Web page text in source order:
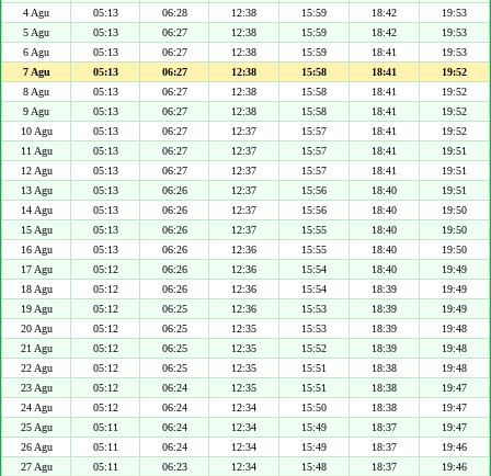
4 Agu
05:13 06:28 12:38 15:59 18:42
19:53
5 Agu
05:13 06:27 12:38 15:59 18:42
19:53
6 Agu
05:13 06:27 12:38 15:59 18:41
19:53
7 Agu
05:13 06:27 12:38 15:58 18:41
19:52
8 Agu
05:13 06:27 12:38 15:58 18:41
19:52
9 Agu
05:13 06:27 12:38 15:58 18:41
19:52
10 Agu
05:13 06:27 12:37 15:57 18:41
19:52
11 Agu
05:13 06:27 12:37 15:57 18:41
19:51
12 Agu
05:13 06:27 12:37 15:57 18:41
19:51
13 Agu
05:13 06:26 12:37 15:56 18:40
19:51
14 Agu
05:13 06:26 12:37 15:56 18:40
19:50
15 Agu
05:13 06:26 12:37 15:55 18:40
19:50
16 Agu
05:13 06:26 12:36 15:55 18:40
19:50
17 Agu
05:12 06:26 12:36 15:54 18:40
19:49
18 Agu
05:12 06:26 12:36 15:54 18:39
19:49
19 Agu
05:12 06:25 12:36 15:53 18:39
19:49
20 Agu
05:12 06:25 12:35 15:53 18:39
19:48
21 Agu
05:12 06:25 12:35 15:52 18:39
19:48
22 Agu
05:12 06:25 12:35 15:51 18:38
19:48
23 Agu
05:12 06:24 12:35 15:51 18:38
19:47
24 Agu
05:12 06:24 12:34 15:50 18:38
19:47
25 Agu
05:11 06:24 12:34 15:49 18:37
19:47
26 Agu
05:11 06:24 12:34 15:49 18:37
19:46
27 Agu
05:11 06:23 12:34 15:48 18:37
19:46